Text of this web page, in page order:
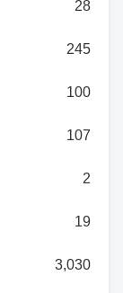
28
245
100
107
2
19
3,030